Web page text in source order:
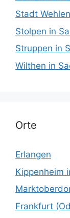
Stadt
Stolpen in
Struppen in
Wilthen in
Orte
Erlangen
Kippenheim
Frankfurt